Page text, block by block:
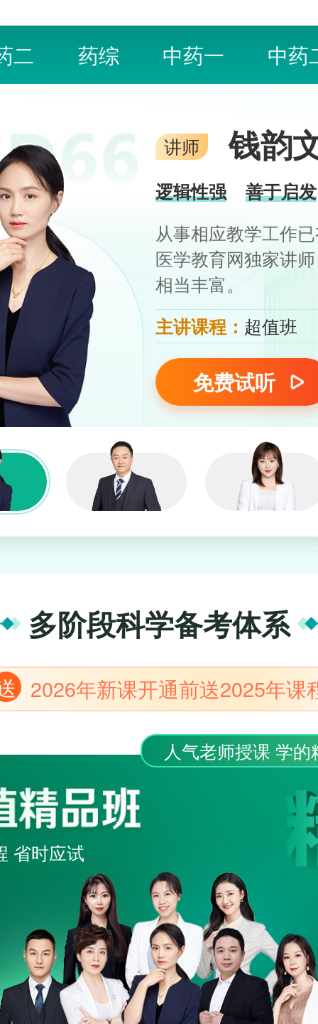
二 药综 中药一 中药
讲师 钱韵
逻辑性强 善于启发
从事相应教学工作
医学教育网独家讲
相当丰富。
主讲课程： 超值班
免费试听
多阶段科学备考体系
2026年新课开通前送2025年课
人气老师授课 学的
省时应试